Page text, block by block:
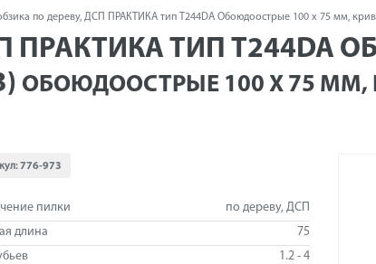
по дереву, ДСП ПРАКТИКА тип T244DA Обоюдоострые 100 x 75 мм,
ПРАКТИКА ТИП T244DA
ОБОЮДООСТРЫЕ 100 X 75
776-973
пилки
по дереву, ДСП
длина
75
1.2 - 4